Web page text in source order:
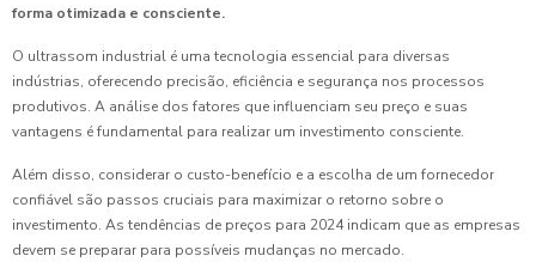
forma otimizada e consciente.
O ultrassom industrial é uma tecnologia essencial para diversas
indústrias, oferecendo precisão, eficiência e segurança nos processos
produtivos. A análise dos fatores que influenciam seu preço e suas
vantagens é fundamental para realizar um investimento consciente.
Além disso, considerar o custo-benefício e a escolha de um fornecedor
confiável são passos cruciais para maximizar o retorno sobre o
investimento. As tendências de preços para 2024 indicam que as empresas
devem se preparar para possíveis mudanças no mercado.